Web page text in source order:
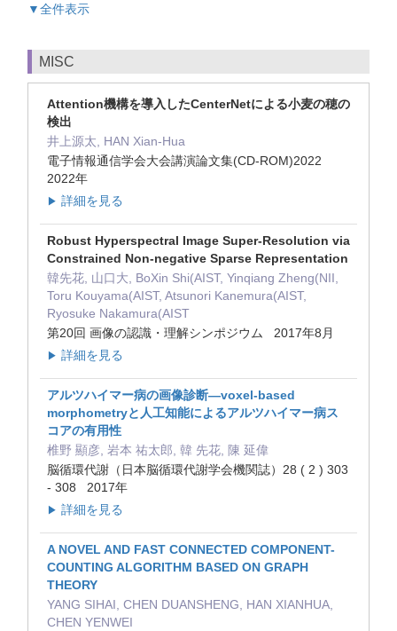
▼全件表示
MISC
Attention機構を導入したCenterNetによる小麦の穂の
検出
井上源太, HAN Xian-Hua
電子情報通信学会大会講演論文集(CD-ROM)2022
2022年
▶ 詳細を見る
Robust Hyperspectral Image Super-Resolution via
Constrained Non-negative Sparse Representation
韓先花, 山口大, BoXin Shi(AIST, Yinqiang Zheng(NII,
Toru Kouyama(AIST, Atsunori Kanemura(AIST,
Ryosuke Nakamura(AIST
第20回 画像の認識・理解シンポジウム 2017年8月
▶ 詳細を見る
アルツハイマー病の画像診断―voxel-based
morphometryと人工知能によるアルツハイマー病ス
コアの有用性
椎野 顯彦, 岩本 祐太郎, 韓 先花, 陳 延偉
脳循環代謝（日本脳循環代謝学会機関誌）28 ( 2 ) 303
- 308 2017年
▶ 詳細を見る
A NOVEL AND FAST CONNECTED COMPONENT-
COUNTING ALGORITHM BASED ON GRAPH
THEORY
YANG SIHAI, CHEN DUANSHENG, HAN XIANHUA,
CHEN YENWEI